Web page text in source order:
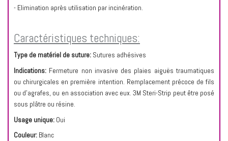
- Elimination après utilisation par incinération.
Caractéristiques techniques:
Type de matériel de suture: Sutures adhésives
Indications: Fermeture non invasive des plaies aiguës traumatiques
ou chirurgicales en première intention. Remplacement précoce de fils
ou d’agrafes, ou en association avec eux. 3M Steri-Strip peut être posé
sous plâtre ou résine.
Usage unique: Oui
Couleur: Blanc